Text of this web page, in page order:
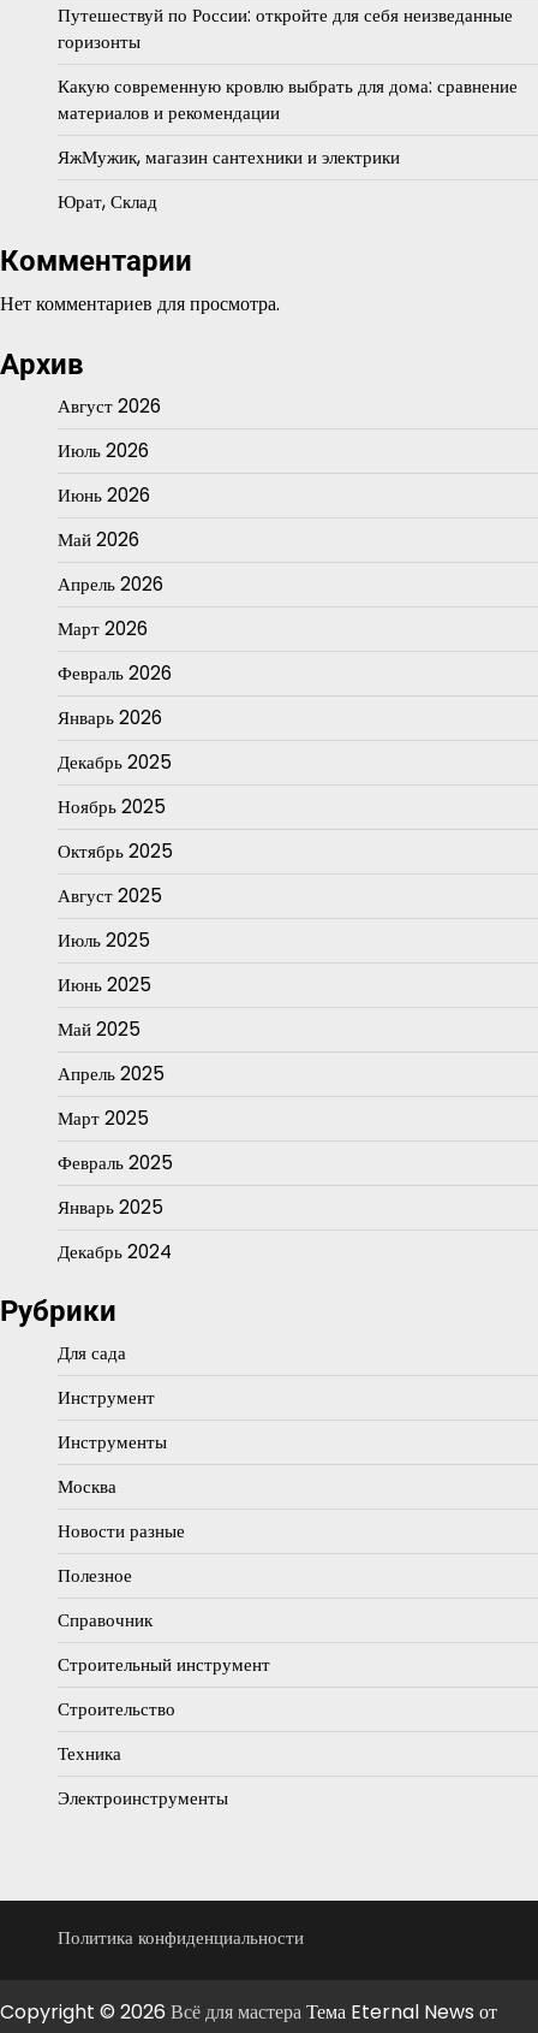
Путешествуй по России: откройте для себя неизведанные
горизонты
Какую современную кровлю выбрать для дома: сравнение
материалов и рекомендации
ЯжМужик, магазин сантехники и электрики
Юрат, Склад
Комментарии
Нет комментариев для просмотра.
Архив
Август 2026
Июль 2026
Июнь 2026
Май 2026
Апрель 2026
Март 2026
Февраль 2026
Январь 2026
Декабрь 2025
Ноябрь 2025
Октябрь 2025
Август 2025
Июль 2025
Июнь 2025
Май 2025
Апрель 2025
Март 2025
Февраль 2025
Январь 2025
Декабрь 2024
Рубрики
Для сада
Инструмент
Инструменты
Москва
Новости разные
Полезное
Справочник
Строительный инструмент
Строительство
Техника
Электроинструменты
Политика конфиденциальности
Copyright © 2026 Всё для мастераТема Eternal News от